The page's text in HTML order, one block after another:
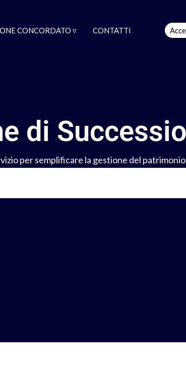
CONCORDATO ▿ CONTATTI
di
per semplificare la gestione del